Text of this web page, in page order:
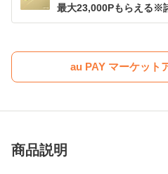
最大23,000Pもらえる※
au PAY マーケット
商品説明